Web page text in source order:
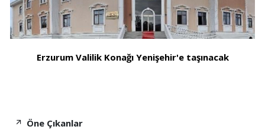
Erzurum Valilik Konağı Yenişehir'e taşınacak
Öne Çıkanlar